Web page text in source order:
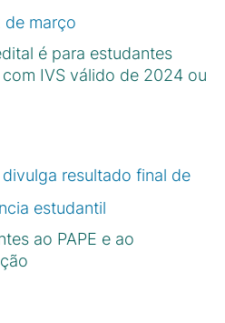
de março
é para estudantes
IVS válido de 2024 ou
resultado final de
estudantil
ao PAPE e ao